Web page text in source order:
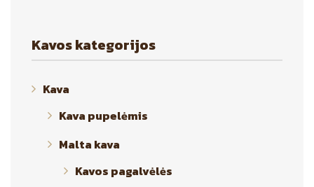
Kavos kategorijos
Kava
Kava pupelėmis
Malta kava
Kavos pagalvėlės